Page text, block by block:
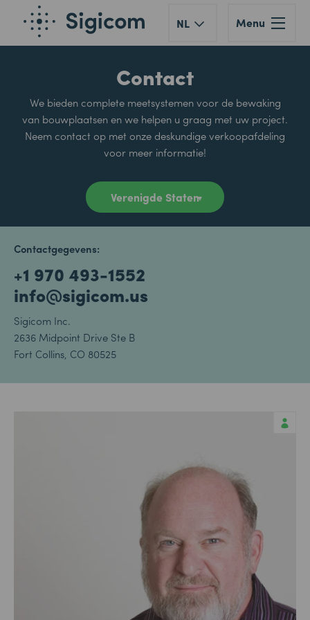
NL Menu
Contact
We bieden complete meetsystemen voor de bewaking
van bouwplaatsen en we helpen u graag met uw project.
Neem contact op met onze deskundige verkoopafdeling
voor meer informatie!
Contactgegevens:
+1 970 493-1552
info@sigicom.us
Sigicom Inc.
2636 Midpoint Drive Ste B
Fort Collins, CO 80525